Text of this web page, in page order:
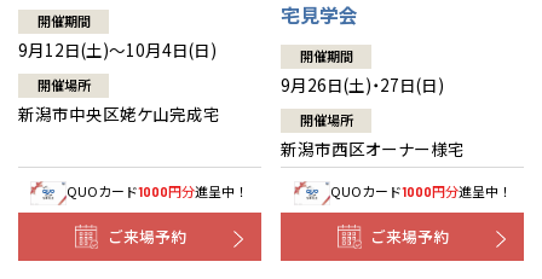
開催期間
9月12日(土)～10月4日(日)
開催場所
新潟市中央区姥ケ山完成宅
QUOカード1000円分進呈中！
ご来場予約
宅見学会
開催期間
9月26日(土)・27日(日)
開催場所
新潟市西区オーナー様宅
QUOカード1000円分進呈中！
ご来場予約